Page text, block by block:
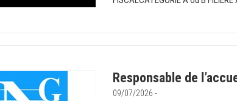
Responsable de
09/07/2026 -